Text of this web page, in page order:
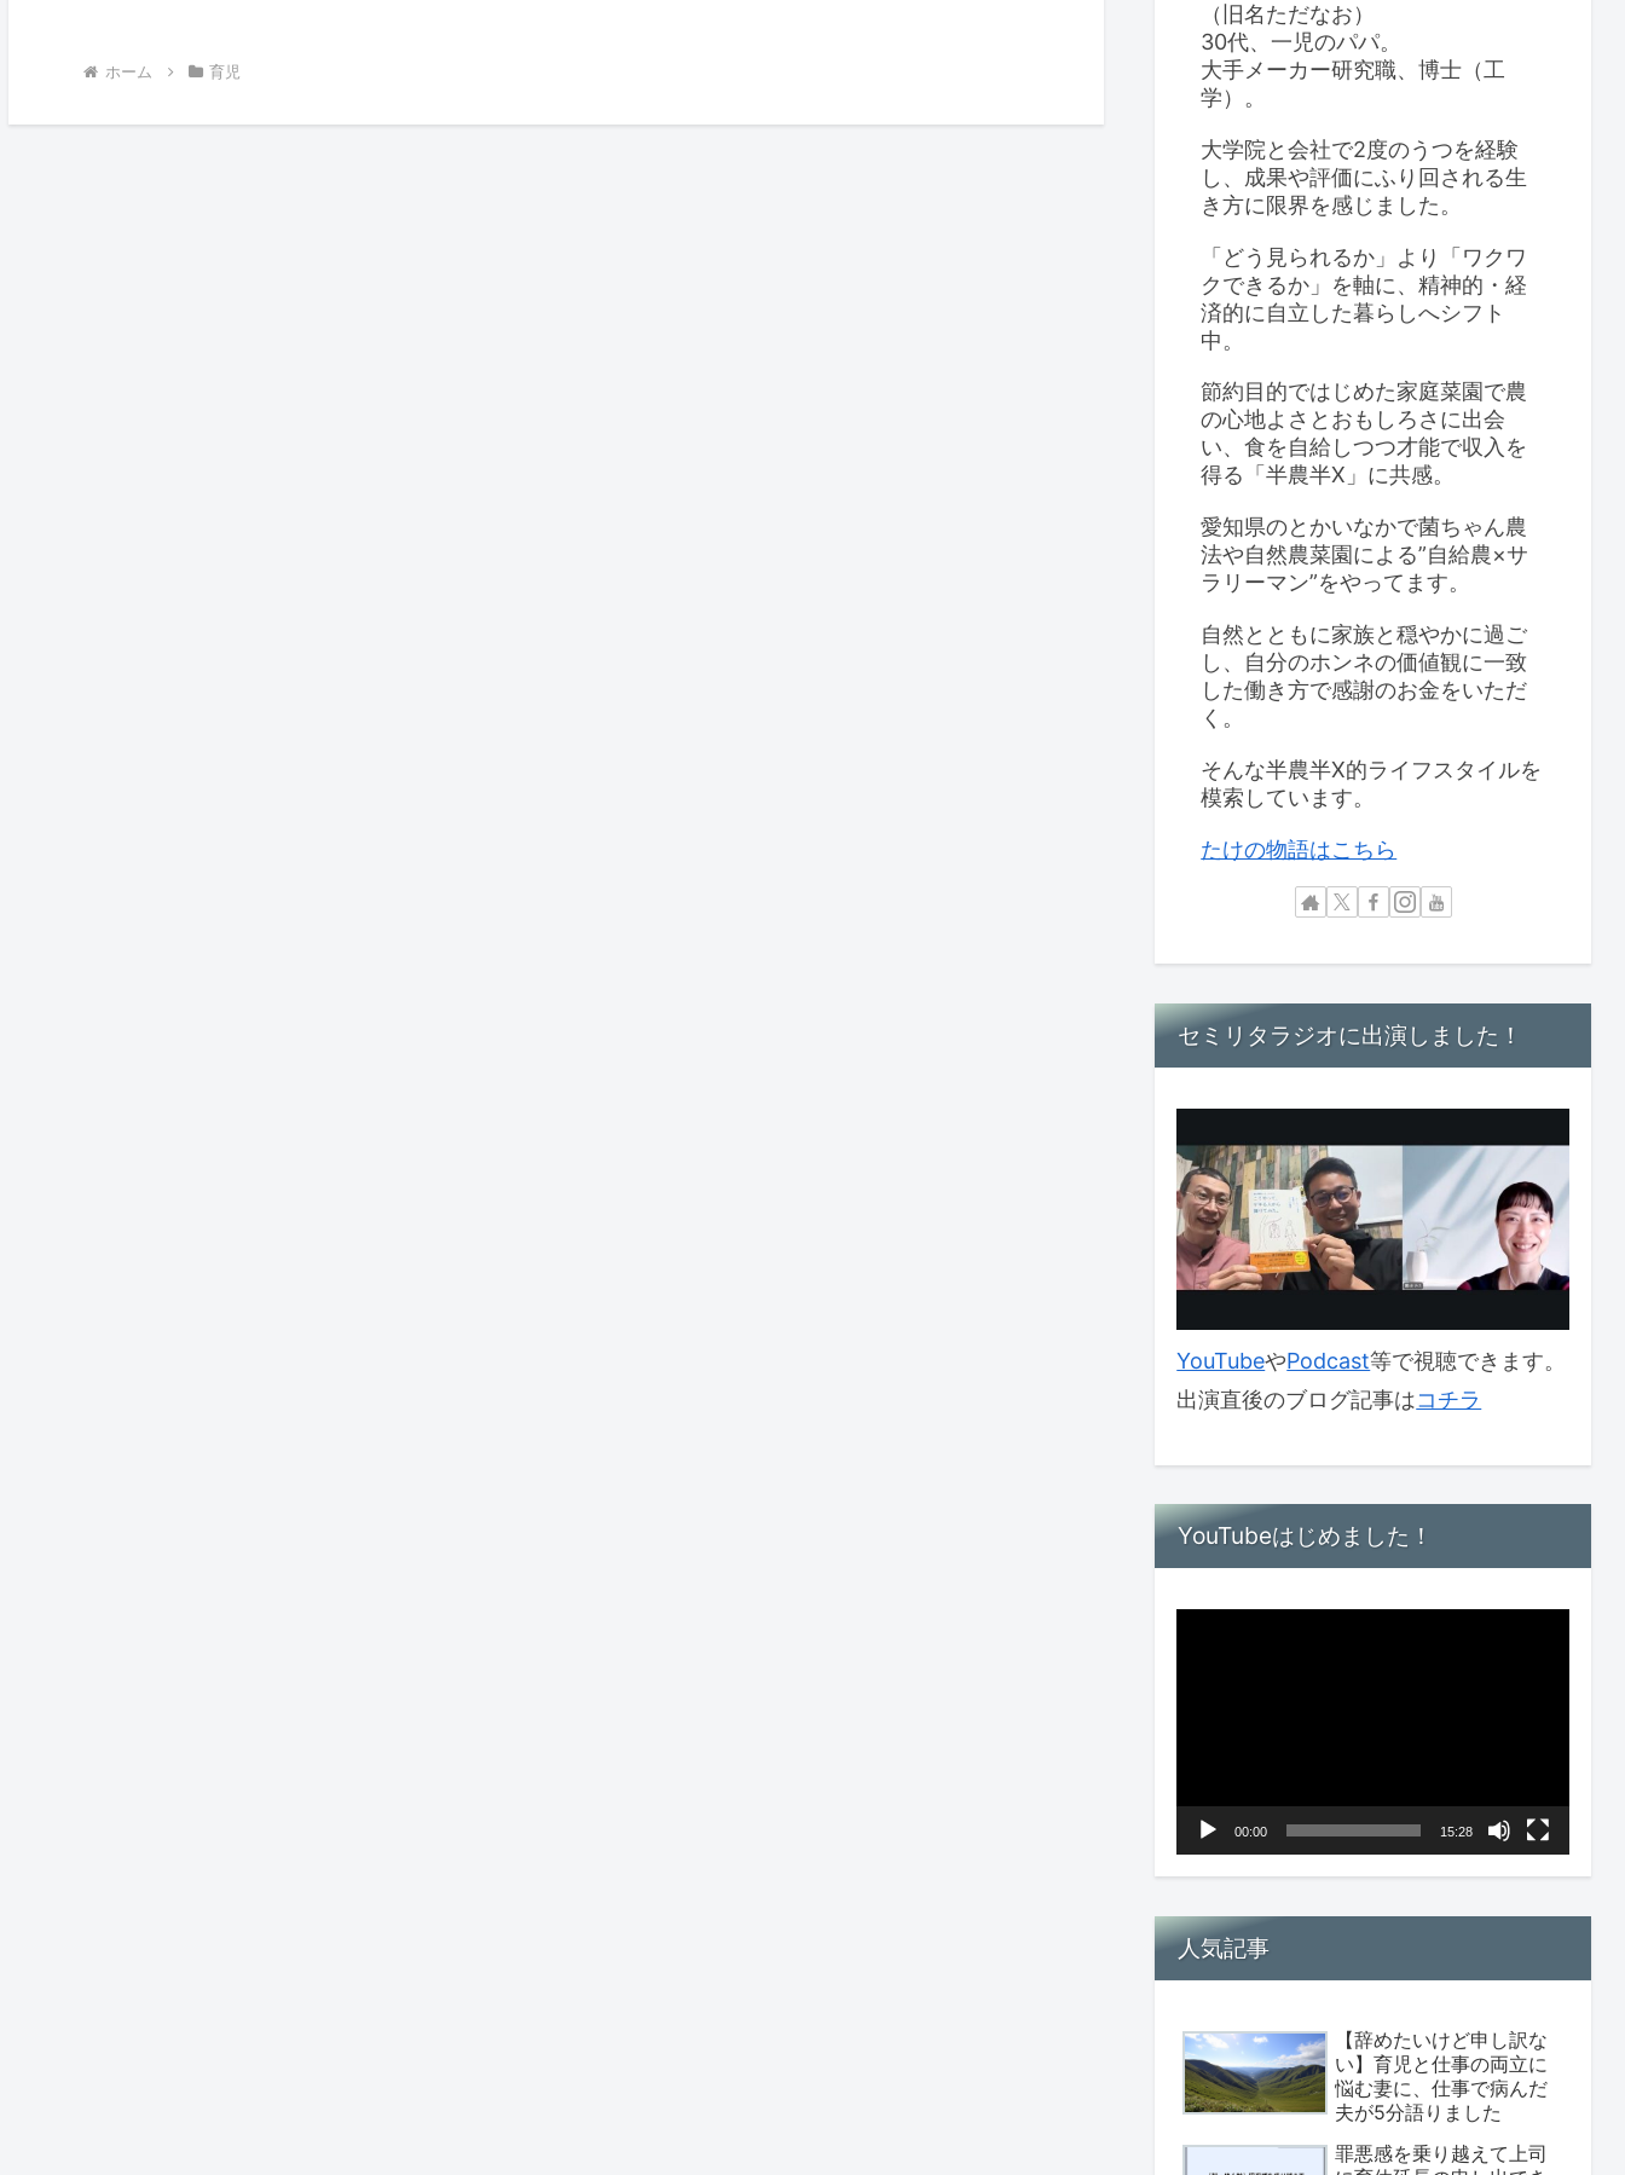
ホーム 育児
（旧名ただなお）
30代、一児のパパ。
大手メーカー研究職、博士（工
学）。
大学院と会社で2度のうつを経験
し、成果や評価にふり回される生
き方に限界を感じました。
「どう見られるか」より「ワクワ
クできるか」を軸に、精神的・経
済的に自立した暮らしへシフト
中。
節約目的ではじめた家庭菜園で農
の心地よさとおもしろさに出会
い、食を自給しつつ才能で収入を
得る「半農半X」に共感。
愛知県のとかいなかで菌ちゃん農
法や自然農菜園による”自給農×サ
ラリーマン”をやってます。
自然とともに家族と穏やかに過ご
し、自分のホンネの価値観に一致
した働き方で感謝のお金をいただ
く。
そんな半農半X的ライフスタイルを
模索しています。
たけの物語はこちら
セミリタラジオに出演しました！
YouTubeやPodcast等で視聴できます。
出演直後のブログ記事はコチラ
YouTubeはじめました！
ー
00:00 15:28
人気記事
【辞めたいけど申し訳な
い】育児と仕事の両立に
悩む妻に、仕事で病んだ
夫が5分語りました
罪悪感を乗り越えて上司